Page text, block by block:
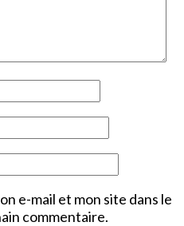
e-mail et mon site dans le
commentaire.